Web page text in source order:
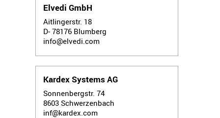
Elvedi GmbH
Aitlingerstr. 18
D- 78176 Blumberg
info@elvedi.com
Kardex Systems AG
Sonnenbergstr. 74
8603 Schwerzenbach
inf@kardex.com